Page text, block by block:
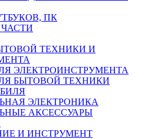
ПК
ТЕХНИКИ И
ЭЛЕКТРОИНСТРУМЕНТА
БЫТОВОЙ ТЕХНИКИ
ЭЛЕКТРОНИКА
АКСЕССУАРЫ
И ИНСТРУМЕНТ